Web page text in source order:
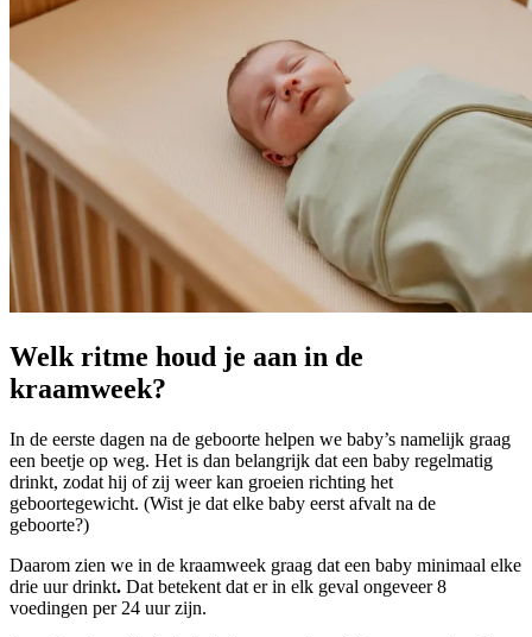
Welk ritme houd je aan in de
kraamweek?
In de eerste dagen na de geboorte helpen we baby’s namelijk graag
een beetje op weg. Het is dan belangrijk dat een baby regelmatig
drinkt, zodat hij of zij weer kan groeien richting het
geboortegewicht. (Wist je dat elke baby eerst afvalt na de
geboorte?)
Daarom zien we in de kraamweek graag dat een baby minimaal elke
drie uur drinkt. Dat betekent dat er in elk geval ongeveer 8
voedingen per 24 uur zijn.